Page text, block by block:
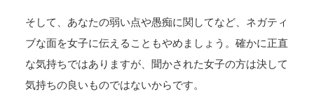
そして、あなたの弱い点や愚痴に関してなど、ネガティ
ブな面を女子に伝えることもやめましょう。確かに正直
な気持ちではありますが、聞かされた女子の方は決して
気持ちの良いものではないからです。